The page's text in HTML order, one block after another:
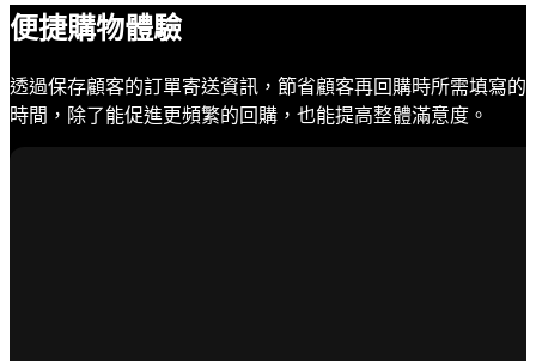
便捷購物體驗
透過保存顧客的訂單寄送資訊，節省顧客再回購時所需填寫的
時間，除了能促進更頻繁的回購，也能提高整體滿意度。